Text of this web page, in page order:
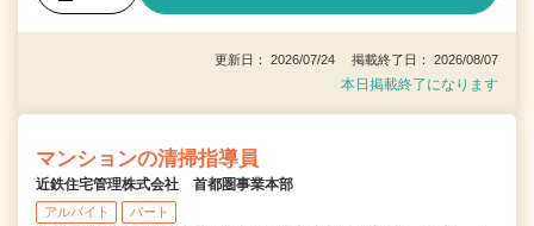
更新日： 2026/07/24 掲載終了日： 2026/08/07
本日掲載終了になります
マンションの清掃指導員
近鉄住宅管理株式会社 首都圏事業本部
アルバイト パート